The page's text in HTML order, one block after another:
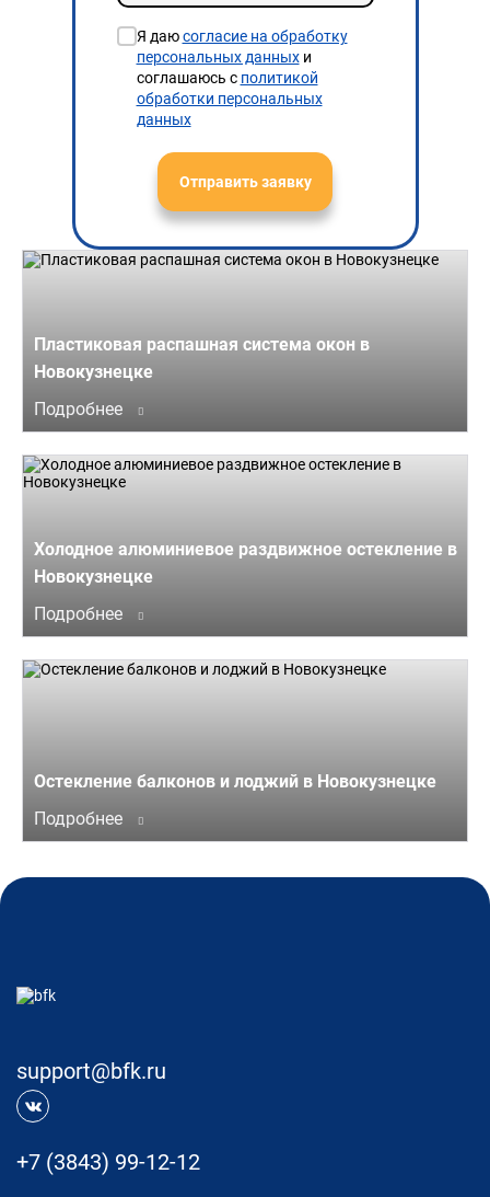
Я даюсогласие на обработку
персональных данныхи
соглашаюсь с политикой
обработки персональных
данных
Отправить заявку
Пластиковая распашная система окон в
Новокузнецке
Подробнее
Холодное алюминиевое раздвижное остекление в
Новокузнецке
Подробнее
Остекление балконов и лоджий в Новокузнецке
Подробнее
support@bfk.ru
+7 (3843) 99-12-12